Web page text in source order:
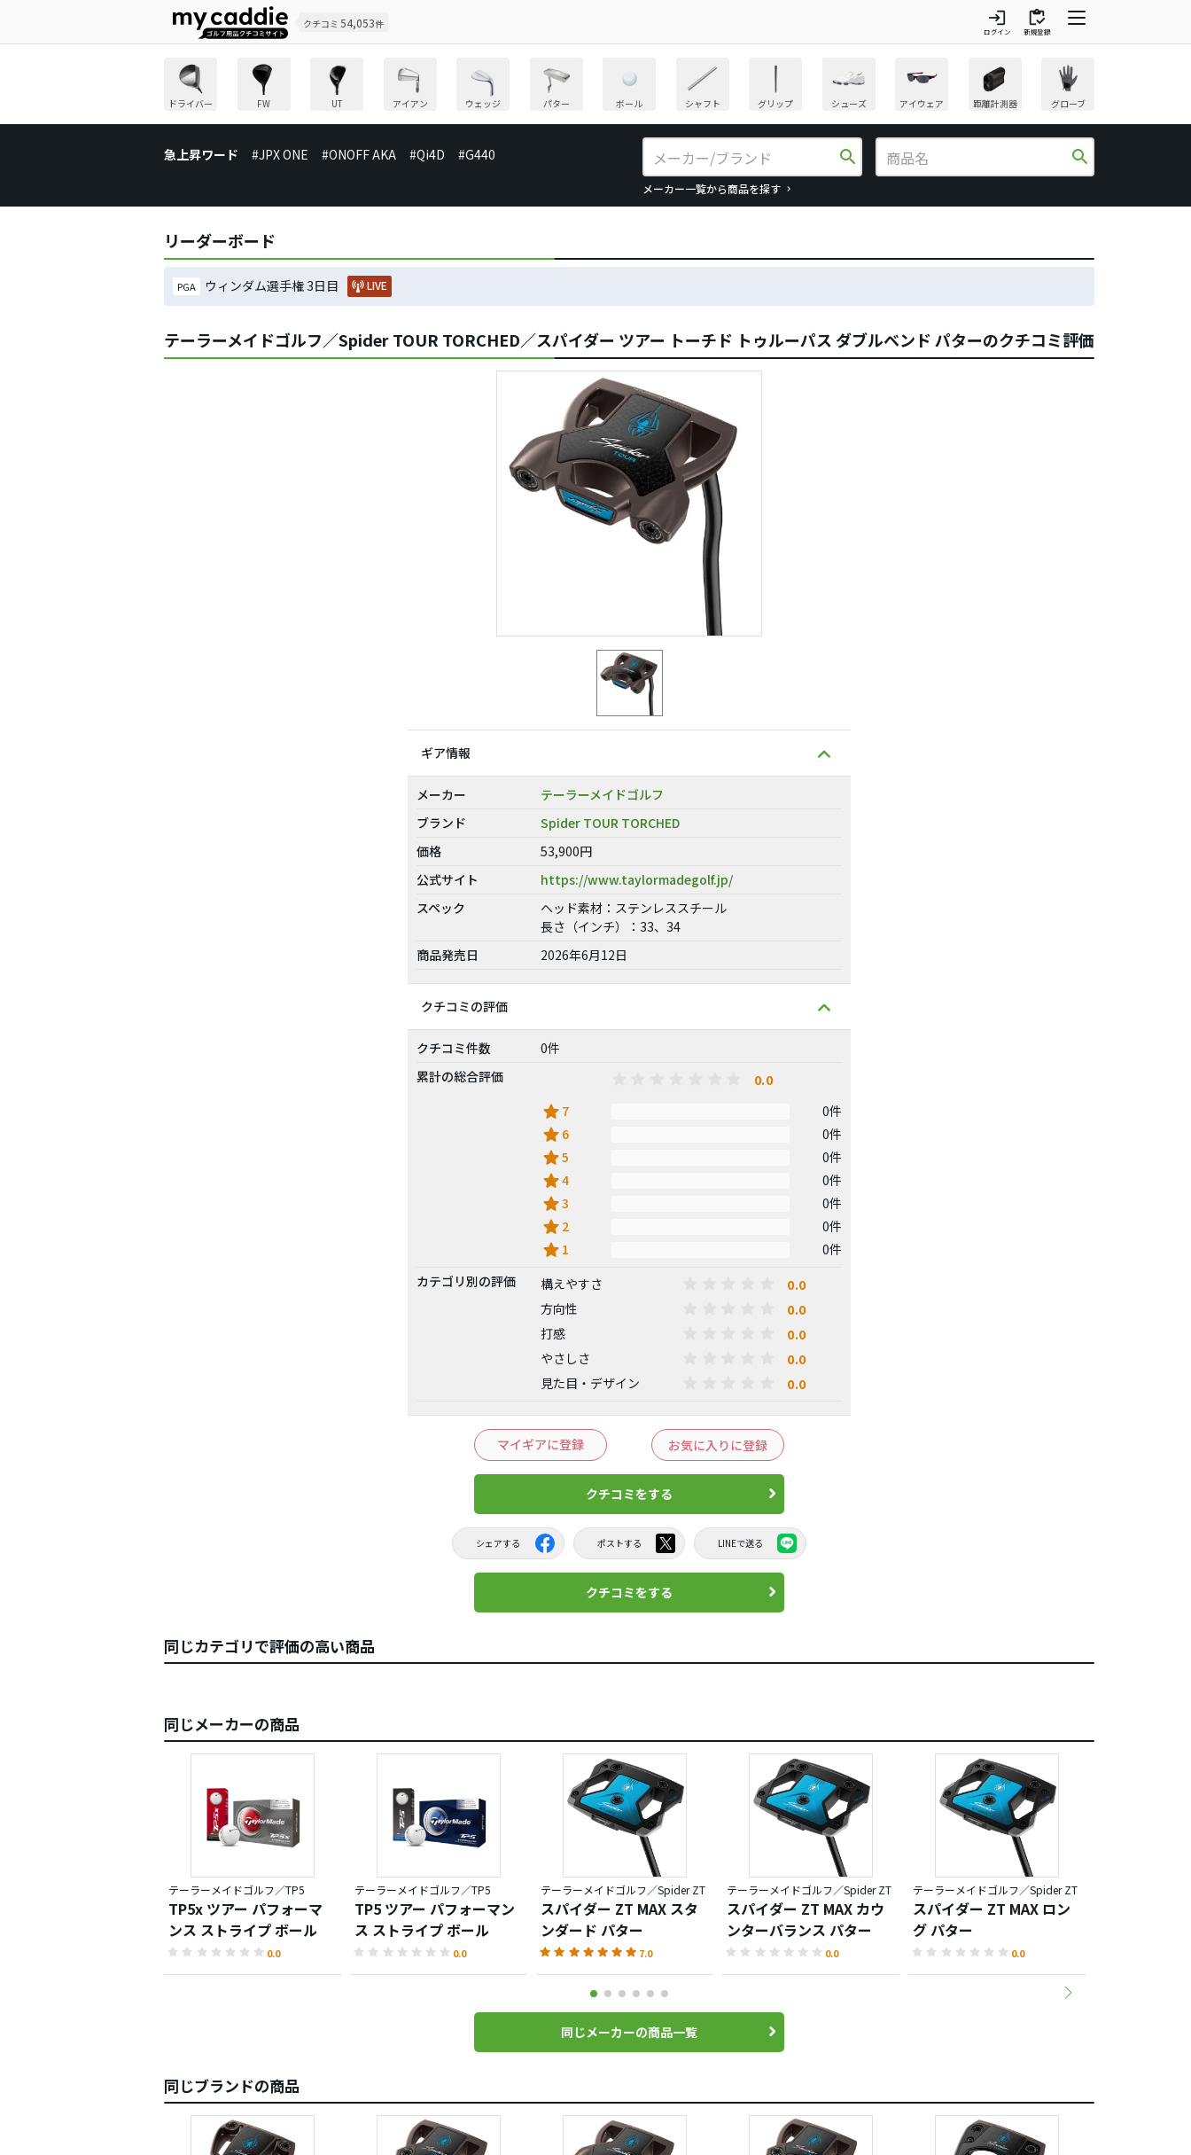
クチコミ 54,053件 login
ログイン
inventory
新規登録
ドライバー FW UT アイアン ウェッジ パター ボール シャフト グリップ シューズ アイウェア 距離計測器 グローブ
急上昇ワード #JPX ONE #ONOFF AKA #Qi4D #G440 search
メーカー一覧から商品を探す
search
リーダーボード
PGA ウィンダム選手権 3日目 LIVE
テーラーメイドゴルフ／Spider TOUR TORCHED／スパイダー ツアー トーチド トゥルーパス ダブルベンド パターのクチコミ評価
ギア情報
メーカー
テーラーメイドゴルフ
ブランド
Spider TOUR TORCHED
価格
53,900円
公式サイト
https://www.taylormadegolf.jp/
スペック
ヘッド素材：ステンレススチール
長さ（インチ）：33、34
商品発売日
2026年6月12日
クチコミの評価
クチコミ件数
0件
累計の総合評価
0.0
star 7 0件
star 6 0件
star5 0件
star4 0件
star3 0件
star 2 0件
star 1
0件
カテゴリ別の評価
構えやすさ 0.0
方向性 0.0
打感 0.0
やさしさ 0.0
見た目・デザイン 0.0
マイギアに登録 お気に入りに登録
クチコミをする
シェアする ポストする LINEで送る
クチコミをする
同じカテゴリで評価の高い商品
同じメーカーの商品
テーラーメイドゴルフ／TP5
TP5x ツアー パフォーマ
ンス ストライプ ボール
0.0
テーラーメイドゴルフ／TP5
TP5 ツアー パフォーマン
ス ストライプ ボール
0.0
テーラーメイドゴルフ／Spider ZT
スパイダー ZT MAX スタ
ンダード パター
7.0
テーラーメイドゴルフ／Spider ZT
スパイダー ZT MAX カウ
ンターバランス パター
0.0
テーラーメイドゴルフ／Spider ZT
スパイダー ZT MAX ロン
グ パター
0.0
同じメーカーの商品一覧
同じブランドの商品